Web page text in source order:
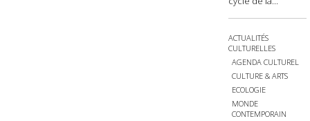
ACTUALITÉS
CULTURELLES
AGENDA CULTUREL
CULTURE & ARTS
ECOLOGIE
MONDE
CONTEMPORAIN